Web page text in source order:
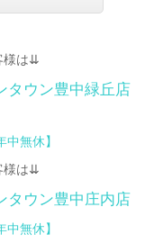
様は⇊
タウン豊中緑丘店
無休】
様は⇊
タウン豊中庄内店
無休】